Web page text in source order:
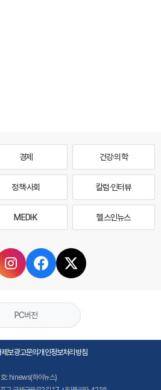
경제 건강·의학
정책·사회 칼럼·인터뷰
MEDI·K 헬스인뉴스
PC버전
보광고문의개인정보처리방침
: hinews(하이뉴스)